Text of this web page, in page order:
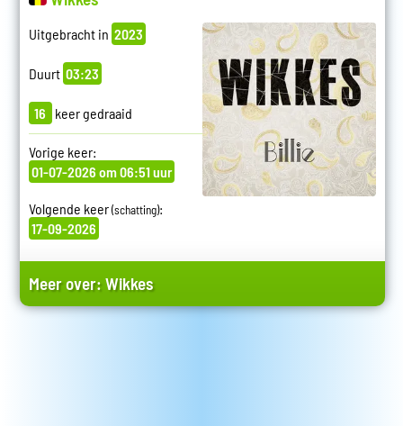
Uitgebracht in 2023
Duurt 03:23
16 keer gedraaid
Vorige keer:
01-07-2026 om 06:51 uur
Volgende keer(schatting):
17-09-2026
Meer over:Wikkes